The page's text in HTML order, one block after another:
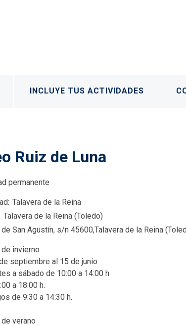
INCLUYE TUS ACTIVIDADES
Ruiz de Luna
permanente
Talavera de la Reina
Talavera de la Reina (Toledo)
San Agustín, s/n 45600,Talavera de la Reina
invierno
septiembre al 15 de junio
a sábado de 10:00 a 14:00 h
a 18:00 h.
de 9:30 a 14:30 h.
verano